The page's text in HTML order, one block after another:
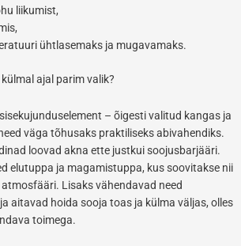
liikumist,
ühtlasemaks ja mugavamaks.
ajal parim valik?
– õigesti valitud kangas ja
väga tõhusaks praktiliseks abivahendiks.
loovad akna ette justkui soojusbarjääri.
elutuppa ja magamistuppa, kus soovitakse nii
Lisaks vähendavad need
aitavad hoida sooja toas ja külma väljas, olles
toimega.